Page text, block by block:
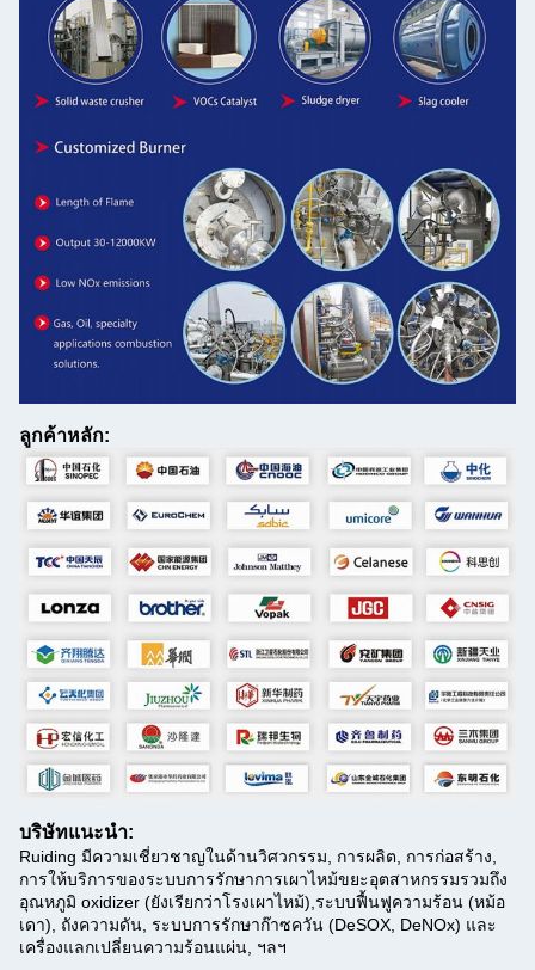
ลูกค้าหลัก:
บริษัทแนะนํา:
Ruiding มีความเชี่ยวชาญในด้านวิศวกรรม, การผลิต, การก่อสร้าง,
การให้บริการของระบบการรักษาการเผาไหม้ขยะอุตสาหกรรมรวมถึง
อุณหภูมิ oxidizer (ยังเรียกว่าโรงเผาไหม้),ระบบฟื้นฟูความร้อน (หม้อ
เดา), ถังความดัน, ระบบการรักษาก๊าซควัน (DeSOX, DeNOx) และ
เครื่องแลกเปลี่ยนความร้อนแผ่น, ฯลฯ